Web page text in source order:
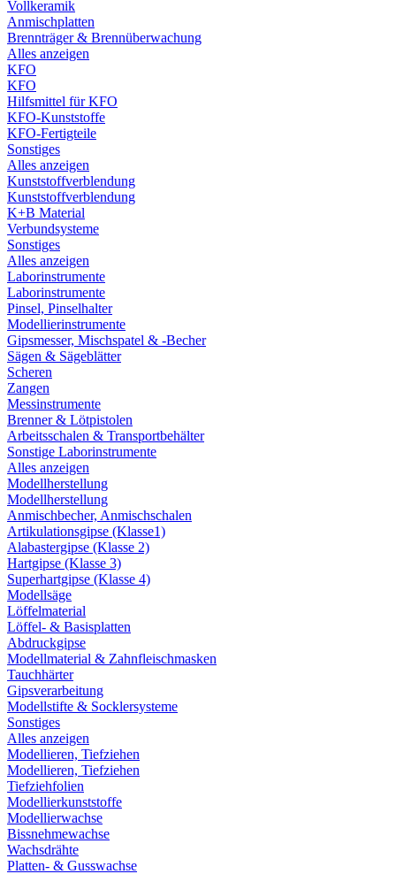
Vollkeramik
Anmischplatten
Brennträger & Brennüberwachung
Alles anzeigen
KFO
KFO
Hilfsmittel für KFO
KFO-Kunststoffe
KFO-Fertigteile
Sonstiges
Alles anzeigen
Kunststoffverblendung
Kunststoffverblendung
K+B Material
Verbundsysteme
Sonstiges
Alles anzeigen
Laborinstrumente
Laborinstrumente
Pinsel, Pinselhalter
Modellierinstrumente
Gipsmesser, Mischspatel & -Becher
Sägen & Sägeblätter
Scheren
Zangen
Messinstrumente
Brenner & Lötpistolen
Arbeitsschalen & Transportbehälter
Sonstige Laborinstrumente
Alles anzeigen
Modellherstellung
Modellherstellung
Anmischbecher, Anmischschalen
Artikulationsgipse (Klasse1)
Alabastergipse (Klasse 2)
Hartgipse (Klasse 3)
Superhartgipse (Klasse 4)
Modellsäge
Löffelmaterial
Löffel- & Basisplatten
Abdruckgipse
Modellmaterial & Zahnfleischmasken
Tauchhärter
Gipsverarbeitung
Modellstifte & Socklersysteme
Sonstiges
Alles anzeigen
Modellieren, Tiefziehen
Modellieren, Tiefziehen
Tiefziehfolien
Modellierkunststoffe
Modellierwachse
Bissnehmewachse
Wachsdrähte
Platten- & Gusswachse